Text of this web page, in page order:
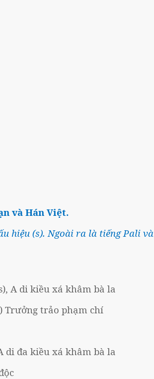
và Hán Việt.
hiệu (s). Ngoài ra là tiếng Pali và
A di kiều xá khâm bà la
Trưởng trảo phạm chí
di đa kiều xá khâm bà la